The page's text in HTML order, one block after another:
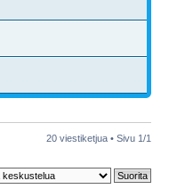
20 viestiketjua • Sivu 1/1